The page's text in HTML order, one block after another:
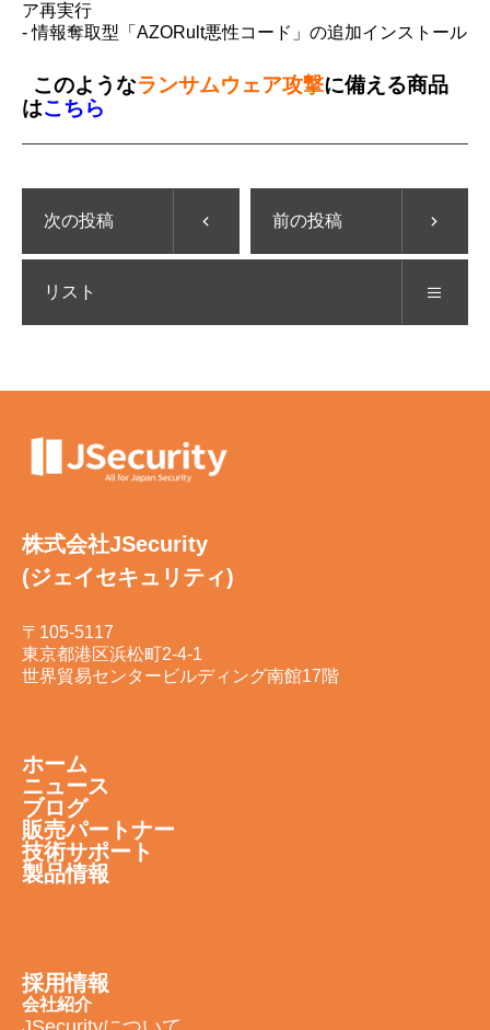
ア再実行
- 情報奪取型「AZORult悪性コード」の追加インストール
このようなランサムウェア攻撃に備える商品
はこちら
次の投稿 前の投稿
リスト
株式会社JSecurity
(ジェイセキュリティ)
〒105-5117
東京都港区浜松町2-4-1
世界貿易センタービルディング南館17階
ホーム
ニュース
ブログ
販売パートナー
技術サポート
製品情報
採用情報
会社紹介